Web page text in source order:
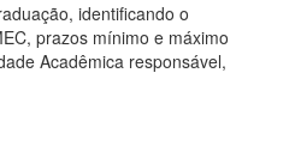
identificando o
prazos mínimo e máximo
Acadêmica responsável,